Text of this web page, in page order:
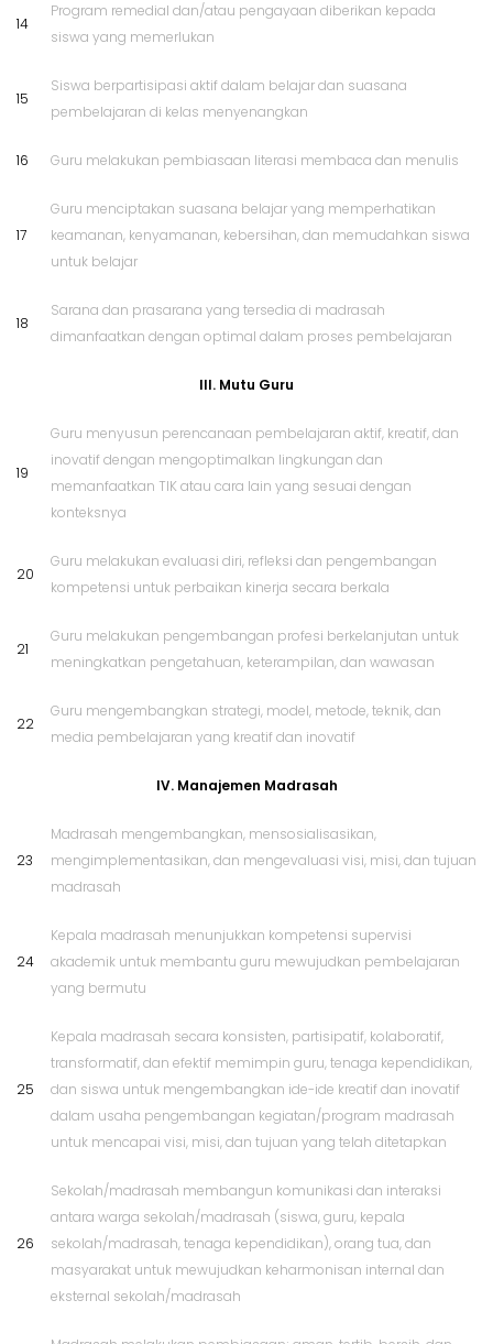
14
Program remedial dan/atau pengayaan diberikan kepada
siswa yang memerlukan
15
Siswa berpartisipasi aktif dalam belajar dan suasana
pembelajaran di kelas menyenangkan
16 Guru melakukan pembiasaan literasi membaca dan menulis
17
Guru menciptakan suasana belajar yang memperhatikan
keamanan, kenyamanan, kebersihan, dan memudahkan siswa
untuk belajar
18
Sarana dan prasarana yang tersedia di madrasah
dimanfaatkan dengan optimal dalam proses pembelajaran
III. Mutu Guru
19
Guru menyusun perencanaan pembelajaran aktif, kreatif, dan
inovatif dengan mengoptimalkan lingkungan dan
memanfaatkan TIK atau cara lain yang sesuai dengan
konteksnya
20
Guru melakukan evaluasi diri, refleksi dan pengembangan
kompetensi untuk perbaikan kinerja secara berkala
21
Guru melakukan pengembangan profesi berkelanjutan untuk
meningkatkan pengetahuan, keterampilan, dan wawasan
22
Guru mengembangkan strategi, model, metode, teknik, dan
media pembelajaran yang kreatif dan inovatif
IV. Manajemen Madrasah
23
Madrasah mengembangkan, mensosialisasikan,
mengimplementasikan, dan mengevaluasi visi, misi, dan tujuan
madrasah
24
Kepala madrasah menunjukkan kompetensi supervisi
akademik untuk membantu guru mewujudkan pembelajaran
yang bermutu
25
Kepala madrasah secara konsisten, partisipatif, kolaboratif,
transformatif, dan efektif memimpin guru, tenaga kependidikan,
dan siswa untuk mengembangkan ide-ide kreatif dan inovatif
dalam usaha pengembangan kegiatan/program madrasah
untuk mencapai visi, misi, dan tujuan yang telah ditetapkan
26
Sekolah/madrasah membangun komunikasi dan interaksi
antara warga sekolah/madrasah (siswa, guru, kepala
sekolah/madrasah, tenaga kependidikan), orang tua, dan
masyarakat untuk mewujudkan keharmonisan internal dan
eksternal sekolah/madrasah